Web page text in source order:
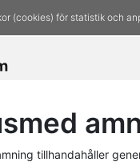
(cookies) för statistik och
tillhandahåller